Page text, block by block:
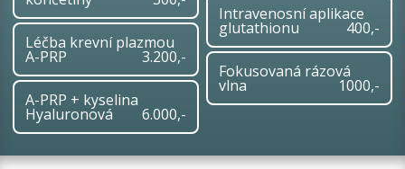
Léčba krevní plazmou
A-PRP 3.200,-
A-PRP + kyselina
Hyaluronová 6.000,-
Intravenosní aplikace
glutathionu 400,-
Fokusovaná rázová
vlna 1000,-